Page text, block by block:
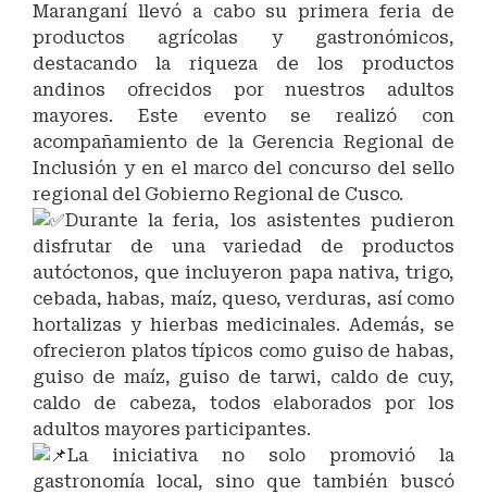
Maranganí llevó a cabo su primera feria de
productos agrícolas y gastronómicos,
destacando la riqueza de los productos
andinos ofrecidos por nuestros adultos
mayores. Este evento se realizó con
acompañamiento de la Gerencia Regional de
Inclusión y en el marco del concurso del sello
regional del Gobierno Regional de Cusco.
Durante la feria, los asistentes pudieron
disfrutar de una variedad de productos
autóctonos, que incluyeron papa nativa, trigo,
cebada, habas, maíz, queso, verduras, así como
hortalizas y hierbas medicinales. Además, se
ofrecieron platos típicos como guiso de habas,
guiso de maíz, guiso de tarwi, caldo de cuy,
caldo de cabeza, todos elaborados por los
adultos mayores participantes.
La iniciativa no solo promovió la
gastronomía local, sino que también buscó